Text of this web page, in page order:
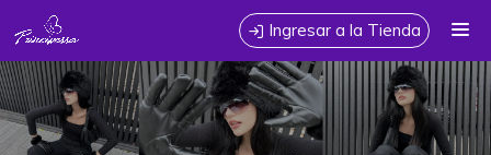
Comprá online productos de en PRINCIPESSA JEANS MAYORISTA
Ingresar a la Tienda
CÓMO COMPRAR
TABLA DE TALLES